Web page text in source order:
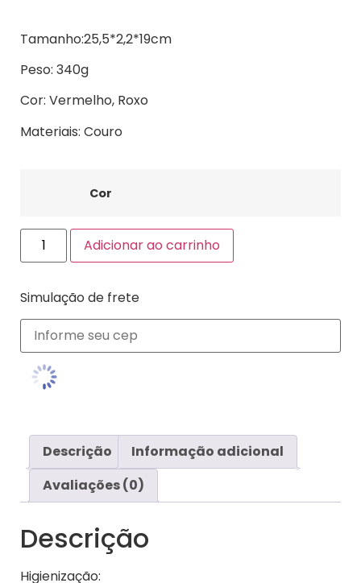
Tamanho:25,5*2,2*19cm
Peso: 340g
Cor: Vermelho, Roxo
Materiais: Couro
Cor
Adicionar ao carrinho
Simulação de frete
Descrição
Informação adicional
Avaliações (0)
Descrição
Higienização: